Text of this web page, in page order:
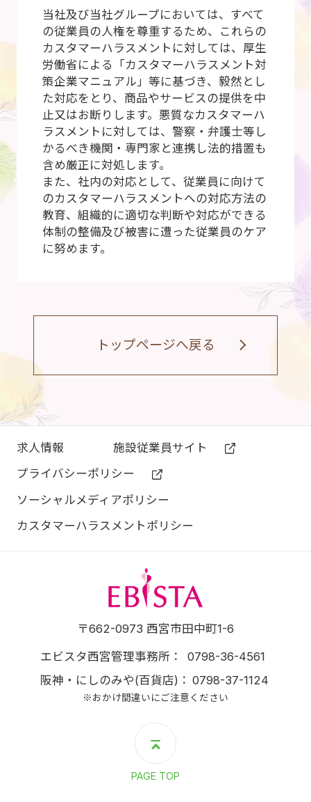
当社及び当社グループにおいては、すべて
の従業員の人権を尊重するため、これらの
カスタマーハラスメントに対しては、厚生
労働省による「カスタマーハラスメント対
策企業マニュアル」等に基づき、毅然とし
た対応をとり、商品やサービスの提供を中
止又はお断りします。悪質なカスタマーハ
ラスメントに対しては、警察・弁護士等し
かるべき機関・専門家と連携し法的措置も
含め厳正に対処します。
また、社内の対応として、従業員に向けて
のカスタマーハラスメントへの対応方法の
教育、組織的に適切な判断や対応ができる
体制の整備及び被害に遭った従業員のケア
に努めます。
トップページへ戻る
求⼈情報
施設従業員サイト
プライバシーポリシー
ソーシャルメディアポリシー
カスタマーハラスメントポリシー
〒662-0973 西宮市田中町1-6
エビスタ西宮管理事務所
0798-36-4561
阪神・にしのみや(百貨店)
0798-37-1124
※おかけ間違いにご注意ください
PAGE TOP